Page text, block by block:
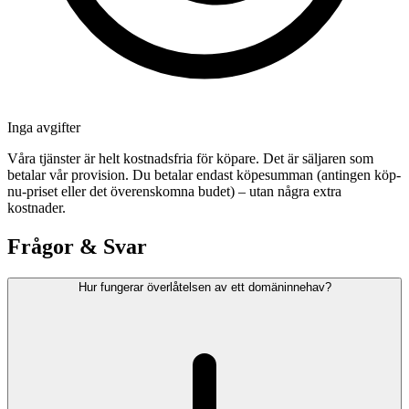
Inga avgifter
Våra tjänster är helt kostnadsfria för köpare. Det är säljaren som
betalar vår provision. Du betalar endast köpesumman (antingen köp-
nu-priset eller det överenskomna budet) – utan några extra
kostnader.
Frågor & Svar
Hur fungerar överlåtelsen av ett domäninnehav?